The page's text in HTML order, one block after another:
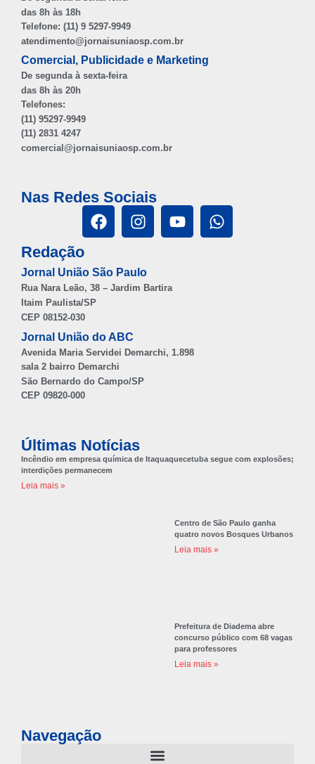
das 8h às 18h
Telefone: (11) 9 5297-9949
atendimento@jornaisuniaosp.com.br
Comercial, Publicidade e Marketing
De segunda à sexta-feira
das 8h às 20h
Telefones:
(11) 95297-9949
(11) 2831 4247
comercial@jornaisuniaosp.com.br
Nas Redes Sociais
Redação
Jornal União São Paulo
Rua Nara Leão, 38 – Jardim Bartira
Itaim Paulista/SP
CEP 08152-030
Jornal União do ABC
Avenida Maria Servidei Demarchi, 1.898
sala 2 bairro Demarchi
São Bernardo do Campo/SP
CEP 09820-000
Últimas Notícias
Incêndio em empresa química de Itaquaquecetuba segue com explosões;
interdições permanecem
Leia mais »
Centro de São Paulo ganha
quatro novos Bosques Urbanos
Leia mais »
Prefeitura de Diadema abre
concurso público com 68 vagas
para professores
Leia mais »
Navegação